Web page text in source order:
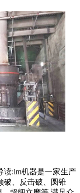
读:lm机器是一家生产
破、反击破、圆锥